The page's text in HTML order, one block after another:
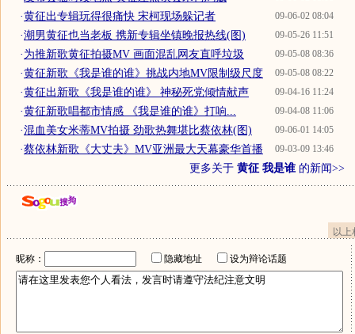
09-06-02 08:04
·黄征出专辑玩得很痛快 宋柯现场躲记者
09-05-26 11:51
·潮男黄征也当老板 携新专辑坐镇晚报热线(图)
09-05-08 08:36
·为推新歌黄征拍摄MV 画面混乱网友直呼垃圾
09-05-08 08:22
·黄征新歌《我是谁的谁》挑战内地MV限制级尺度
09-04-16 11:24
·黄征出新歌《我是谁的谁》 神秘死党倾情献声
09-04-08 11:06
·黄征新歌唱都市情感 《我是谁的谁》打响...
09-06-01 14:05
·混血美女米蒂MV拍摄 劲歌热舞堪比蔡依林(图)
09-03-09 13:46
·蔡依林新歌《大丈夫》MV亚洲最大天幕豪华首播
更多关于 黄征 我是谁 的新闻>>
以
昵称： 隐藏地址 设为辩论话题